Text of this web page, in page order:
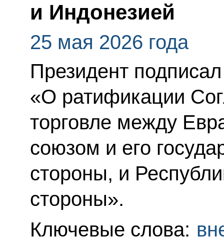
и Индонезией
25 мая 2026 года
Президент
«О ратификации
торговле между
союзом и его
стороны, и
стороны».
Ключевые слова: